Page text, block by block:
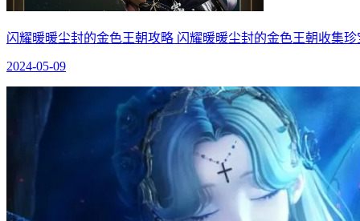
闪耀暖暖尘封的金色王朝攻略 闪耀暖暖尘封的金色王朝收集珍
2024-05-09